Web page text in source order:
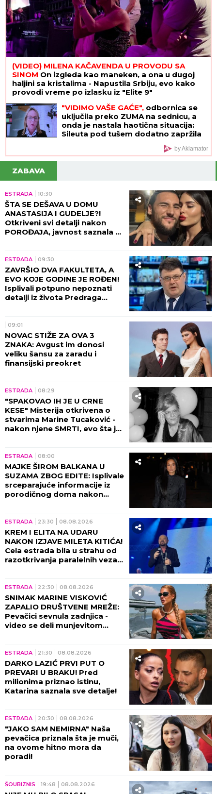
HAOS NA PRIMORJU!Đoković u izdanju u kom ga
NIKADA niste videli! Skače na bini i peva,
raspametio publiku (VIDEO)
Napadnut Srđan Predojević! Sve se
desilo pred kamerama, ovo su
detalji!
"ILIJAN UŽIVA KAO PRINC, NE
ISPUŠTAMO GA IZ RUKU" Ceca
Ražnatović o unuku, porodici Gudelj i
Anastasiji: "Odlično se snašla, nisam
je savetovala", spomenula i novi
album posle 10 godina
(FOTO) MILICU VELIČKOVIĆ ZADESILA NOVA
NEPRIJATNOST NA ADI BOJANIProlazi kroz
agoniju, oglasila se i otkrila šta se dešava nakon
Nizala skandale u Zadruzi, bila sa
Filipom Đukićem, pa nestala! Rodila
ćerku i potpuno promenila izgled!
(FOTO)
Novi Rafael Nadal gazi redom: Neka
se dobro paze Siner i Alkaras
(VIDEO) MILENA KAČAVENDA U PROVODU SA
SINOM
On izgleda kao maneken, a ona u dugoj
haljini sa kristalima - Napustila Srbiju, evo kako
provodi vreme po izlasku iz "Elite 9"
"VIDIMO VAŠE GAĆE",
odbornica se
uključila preko ZUMA na sednicu, a
onda je nastala haotična situacija:
Sileuta pod tušem dodatno zapržila
čorbu
by Aklamator
ZABAVA
ANASTASIJA I GUDELJE?!
Otkriveni svi detalji nakon
POROĐAJA, javnost saznala u
kakvom je stanju SIN!
EVO KOJE GODINE JE ROĐEN!
Isplivali potpuno nepoznati
detalji iz života Predraga
Sarape, ove činjenice će vas
IZNENADITI!
ZNAKA: Avgust im donosi
veliku šansu za zaradu i
finansijski preokret
KESE" Misterija otkrivena o